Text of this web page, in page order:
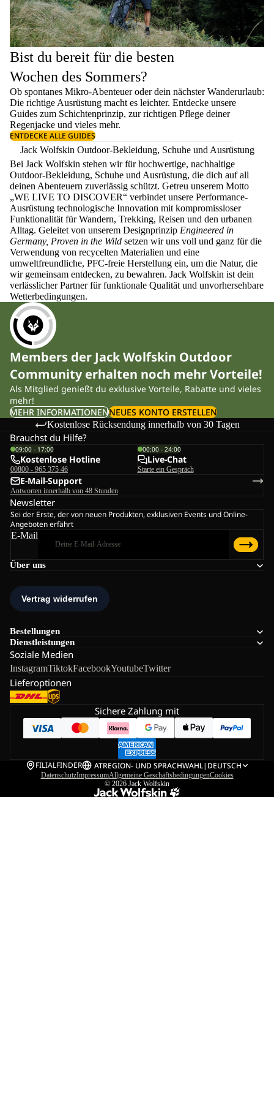
Bist du bereit für die besten
Wochen des Sommers?
Ob spontanes Mikro-Abenteuer oder dein nächster Wanderurlaub:
Die richtige Ausrüstung macht es leichter. Entdecke unsere
Guides zum Schichtenprinzip, zur richtigen Pflege deiner
Regenjacke und vieles mehr.
ENTDECKE ALLE GUIDES
Jack Wolfskin Outdoor-Bekleidung, Schuhe und Ausrüstung
Bei Jack Wolfskin stehen wir für hochwertige, nachhaltige
Outdoor-Bekleidung, Schuhe und Ausrüstung, die dich auf all
deinen Abenteuern zuverlässig schützt. Getreu unserem Motto
„WE LIVE TO DISCOVER“ verbindet unsere Performance-
Ausrüstung technologische Innovation mit kompromissloser
Funktionalität für Wandern, Trekking, Reisen und den urbanen
Alltag. Geleitet von unserem Designprinzip Engineered in
Germany, Proven in the Wild setzen wir uns voll und ganz für die
Verwendung von recycelten Materialien und eine
umweltfreundliche, PFC-freie Herstellung ein, um die Natur, die
wir gemeinsam entdecken, zu bewahren. Jack Wolfskin ist dein
verlässlicher Partner für funktionale Qualität und unvorhersehbare
Wetterbedingungen.
Members der Jack Wolfskin Outdoor
Community erhalten noch mehr Vorteile!
Als Mitglied genießt du exklusive Vorteile, Rabatte und vieles
mehr!
MEHR INFORMATIONENNEUES KONTO ERSTELLEN
Kostenlose Rücksendung innerhalb von 30 Tagen
Über uns
Bestellungen
Dienstleistungen
Soziale Medien
InstagramTiktokFacebookYoutubeTwitter
Lieferoptionen
Brauchst du Hilfe?
09:00 - 17:00
Kostenlose Hotline
00800 - 965 375 46
00:00 - 24:00
Live-Chat
Starte ein Gespräch
E-Mail-Support
Antworten innerhalb von 48 Stunden
Newsletter
Sei der Erste, der von neuen Produkten, exklusiven Events und Online-
Angeboten erfährt
E-Mail
Sichere Zahlung mit
FILIALFINDER ATREGION- UND SPRACHWAHL| DEUTSCH
DatenschutzImpressumAllgemeine GeschäftsbedingungenCookies
© 2026 Jack Wolfskin